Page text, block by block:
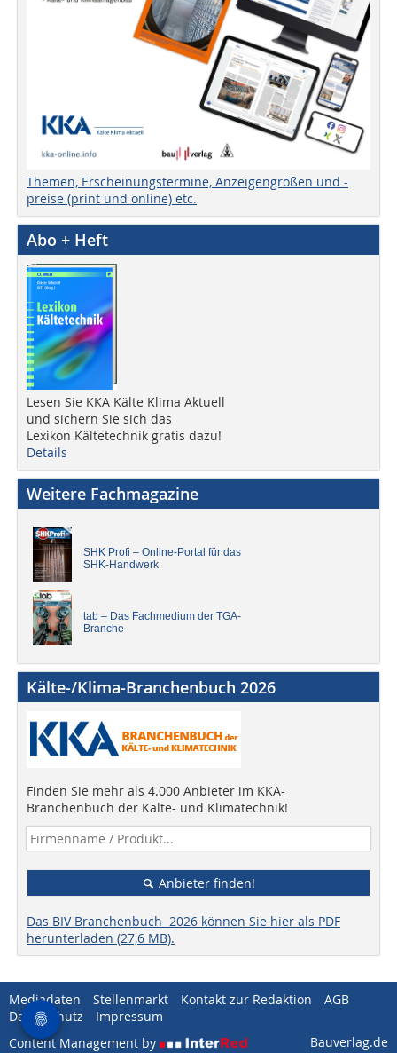
Themen, Erscheinungstermine, Anzeigengrößen und -
preise (print und online) etc.
Abo + Heft
Lesen Sie KKA Kälte Klima Aktuell
und sichern Sie sich das
Lexikon Kältetechnik gratis dazu!
Details
Weitere Fachmagazine
SHK Profi – Online-Portal für das
SHK-Handwerk
tab – Das Fachmedium der TGA-
Branche
Kälte-/Klima-Branchenbuch 2026
Finden Sie mehr als 4.000 Anbieter im KKA-
Branchenbuch der Kälte- und Klimatechnik!
Anbieter finden!
Das BIV Branchenbuch 2026 können Sie hier als PDF
herunterladen (27,6 MB).
Mediadaten Stellenmarkt Kontakt zur Redaktion
AGB
Datenschutz
Impressum
Content Management by
Bauverlag.de